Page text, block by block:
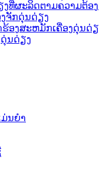
ງທີ່ຜະລິດຕາມຄວາມຕ້ອ
ຈັກດຸ່ນດ່ຽງ
ອງສະຫມັກເຄື່ອງດຸ່ນດ່
ດຸ່ນດ່ຽງ
ນຍຳ